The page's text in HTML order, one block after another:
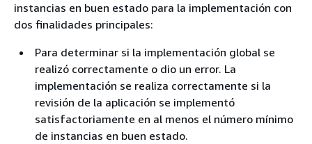
instancias en buen estado para la implementación con
dos finalidades principales:
Para determinar si la implementación global se
realizó correctamente o dio un error. La
implementación se realiza correctamente si la
revisión de la aplicación se implementó
satisfactoriamente en al menos el número mínimo
de instancias en buen estado.